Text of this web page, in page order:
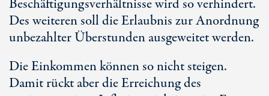
Beschäftigungsverhältnisse wird so verhindert.
Des weiteren soll die Erlaubnis zur Anordnung
unbezahlter Überstunden ausgeweitet werden.
Die Einkommen können so nicht steigen.
Damit rückt aber die Erreichung des